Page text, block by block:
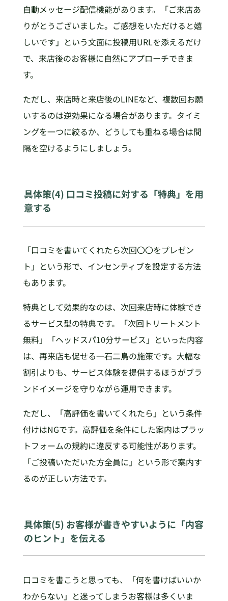
自動メッセージ配信機能があります。「ご来店あ
りがとうございました。ご感想をいただけると嬉
しいです」という文面に投稿用URLを添えるだけ
で、来店後のお客様に自然にアプローチできま
す。
ただし、来店時と来店後のLINEなど、複数回お願
いするのは逆効果になる場合があります。タイミ
ングを一つに絞るか、どうしても重ねる場合は間
隔を空けるようにしましょう。
具体策(4) 口コミ投稿に対する「特典」を用
意する
「口コミを書いてくれたら次回〇〇をプレゼン
ト」という形で、インセンティブを設定する方法
もあります。
特典として効果的なのは、次回来店時に体験でき
るサービス型の特典です。「次回トリートメント
無料」「ヘッドスパ10分サービス」といった内容
は、再来店も促せる一石二鳥の施策です。大幅な
割引よりも、サービス体験を提供するほうがブラ
ンドイメージを守りながら運用できます。
ただし、「高評価を書いてくれたら」という条件
付けはNGです。高評価を条件にした案内はプラッ
トフォームの規約に違反する可能性があります。
「ご投稿いただいた方全員に」という形で案内す
るのが正しい方法です。
具体策(5) お客様が書きやすいように「内容
のヒント」を伝える
口コミを書こうと思っても、「何を書けばいいか
わからない」と迷ってしまうお客様は多くいま